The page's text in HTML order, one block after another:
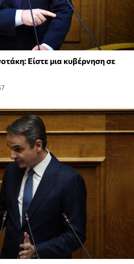
Είστε μια κυβέρνηση σε